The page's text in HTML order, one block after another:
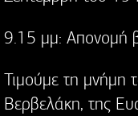
9.15 μμ: Απονομή
Τιμούμε τη
Βερβελάκη, της